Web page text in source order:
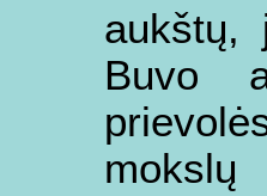
aukštų,
Buvo